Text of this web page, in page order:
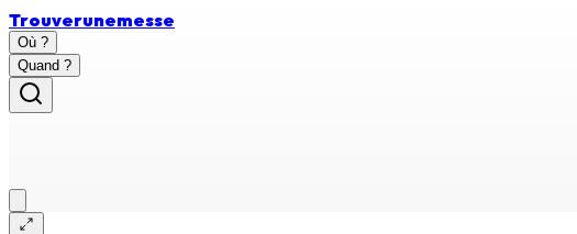
Trouverunemesse
Où ?
Quand ?